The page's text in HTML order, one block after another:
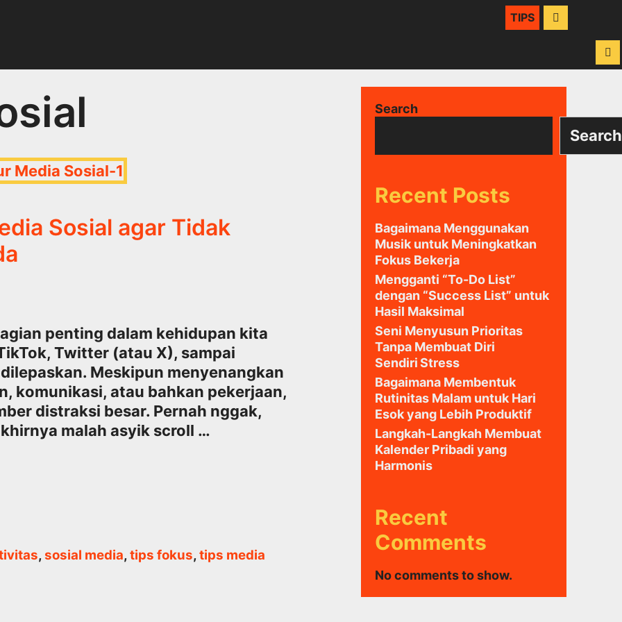
TIPS
Sosial agar Tidak
penting dalam kehidupan kita
Twitter (atau X), sampai
Meskipun menyenangkan
komunikasi, atau bahkan pekerjaan,
distraksi besar. Pernah nggak,
malah asyik scroll …
,sosial media,tips fokus,tips media
Search
Search
Recent Posts
Bagaimana Menggunakan
Musik untuk Meningkatkan
Fokus Bekerja
Mengganti “To-Do List”
dengan “Success List” untuk
Hasil Maksimal
Seni Menyusun Prioritas
Tanpa Membuat Diri
Sendiri Stress
Bagaimana Membentuk
Rutinitas Malam untuk Hari
Esok yang Lebih Produktif
Langkah-Langkah Membuat
Kalender Pribadi yang
Harmonis
Recent
Comments
No comments to show.